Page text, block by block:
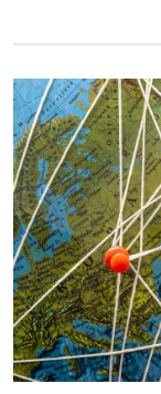
Bedenken.